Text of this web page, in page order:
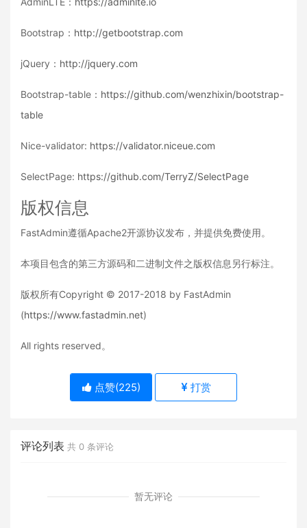
Bootstrap： http://getbootstrap.com
jQuery： http://jquery.com
Bootstrap-table： https://github.com/wenzhixin/bootstrap-
table
Nice-validator: https://validator.niceue.com
SelectPage: https://github.com/TerryZ/SelectPage
版权信息
FastAdmin遵循Apache2开源协议发布，并提供免费使用。
本项目包含的第三方源码和二进制文件之版权信息另行标注。
版权所有Copyright © 2017-2018 by FastAdmin
(https://www.fastadmin.net)
All rights reserved。
点赞(225) 打赏
评论列表 共 0 条评论
暂无评论